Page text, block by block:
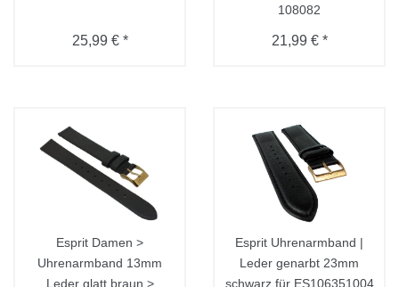
25,99 € *
108082
21,99 € *
Esprit Damen >
Uhrenarmband 13mm
Leder glatt braun >
Esprit Uhrenarmband |
Leder genarbt 23mm
schwarz für ES106351004